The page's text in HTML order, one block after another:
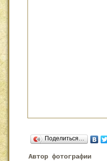
Поделиться…
Автор фотографии